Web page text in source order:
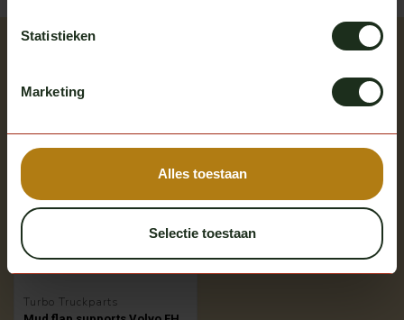
Statistieken
Marketing
Alles toestaan
Selectie toestaan
Turbo Truckparts